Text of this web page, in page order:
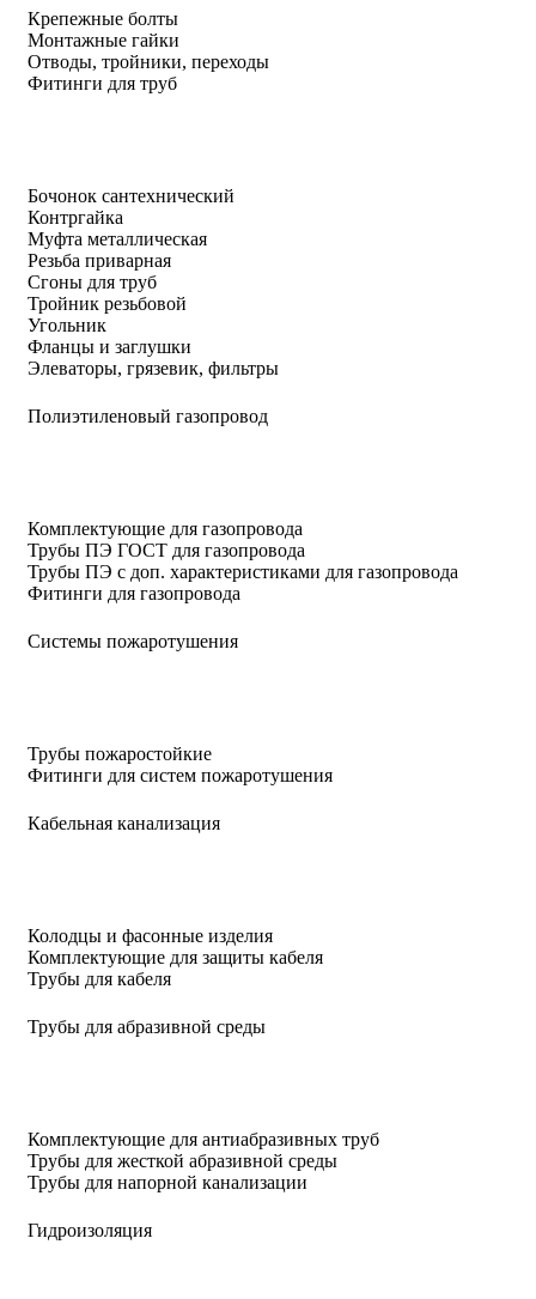
Крепежные болты
Монтажные гайки
Отводы, тройники, переходы
Фитинги для труб
Бочонок сантехнический
Контргайка
Муфта металлическая
Резьба приварная
Сгоны для труб
Тройник резьбовой
Угольник
Фланцы и заглушки
Элеваторы, грязевик, фильтры
Полиэтиленовый газопровод
Комплектующие для газопровода
Трубы ПЭ ГОСТ для газопровода
Трубы ПЭ с доп. характеристиками для газопровода
Фитинги для газопровода
Системы пожаротушения
Трубы пожаростойкие
Фитинги для систем пожаротушения
Кабельная канализация
Колодцы и фасонные изделия
Комплектующие для защиты кабеля
Трубы для кабеля
Трубы для абразивной среды
Комплектующие для антиабразивных труб
Трубы для жесткой абразивной среды
Трубы для напорной канализации
Гидроизоляция